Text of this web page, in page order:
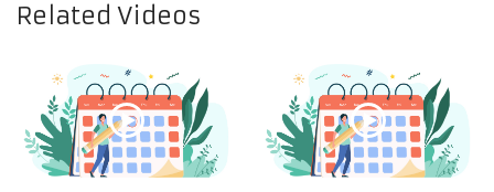
Related Videos